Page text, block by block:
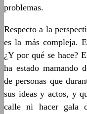
problemas.
Respecto a la
es la más compleja.
¿Y por qué se hace?
ha estado mamando
de personas que
sus ideas y actos, y
calle ni hacer gala